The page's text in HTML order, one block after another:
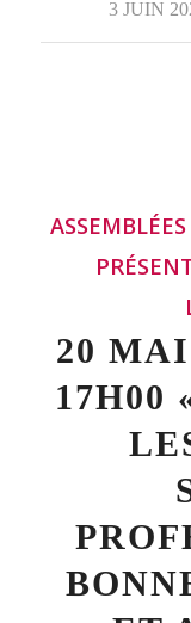
20
ET
heureuse